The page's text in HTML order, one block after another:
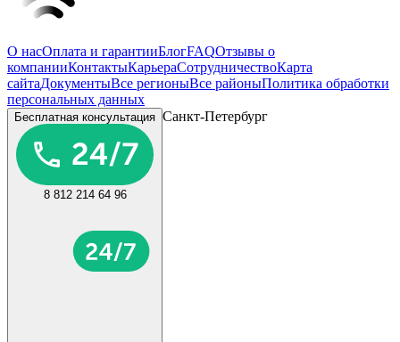
О насОплата и гарантииБлогFAQОтзывы о
компанииКонтактыКарьераСотрудничествоКарта
сайтаДокументыВсе регионыВсе районыПолитика обработки
персональных данных
Бесплатная консультация
8 812 214 64 96
Санкт-Петербург